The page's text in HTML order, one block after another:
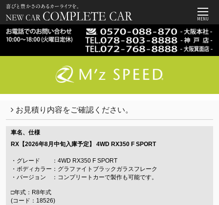
MENU
お見積り内容をご確認ください。
車名、仕様
RX【2026年8月中旬入庫予定】 4WD RX350 F SPORT
・グレード ：4WD RX350 F SPORT
・ボディカラー：グラファイトブラックガラスフレーク
・バージョン ：コンプリートカーで製作も可能です。
□年式：R8年式
(コード：18526)